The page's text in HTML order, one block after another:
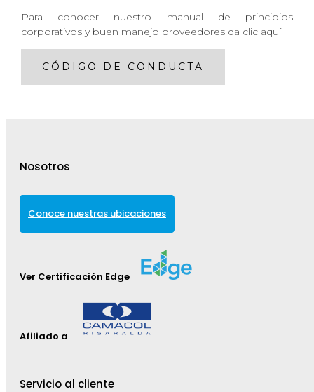
Para conocer nuestro manual de principios
corporativos y buen manejo proveedores da clic aquí
CÓDIGO DE CONDUCTA
Nosotros
Conoce nuestras ubicaciones
Ver Certificación Edge
Afiliado a
Servicio al cliente